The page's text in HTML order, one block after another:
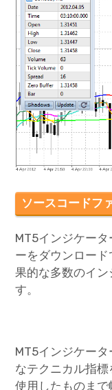
ソースコードフ
MT5インジケー
ーをダウンロー
果的な多数のイ
す。
MT5インジケー
なテクニカル指
使用したものま